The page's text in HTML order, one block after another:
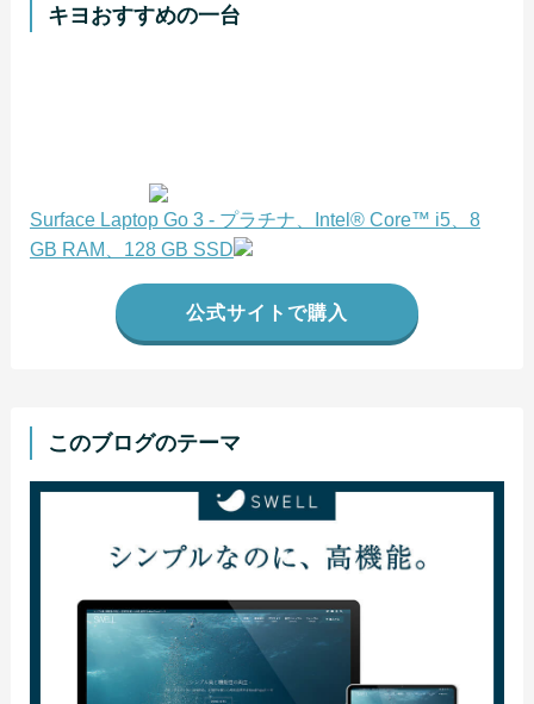
キヨおすすめの一台
Surface Laptop Go 3 - プラチナ、Intel® Core™ i5、8
GB RAM、128 GB SSD
公式サイトで購入
このブログのテーマ